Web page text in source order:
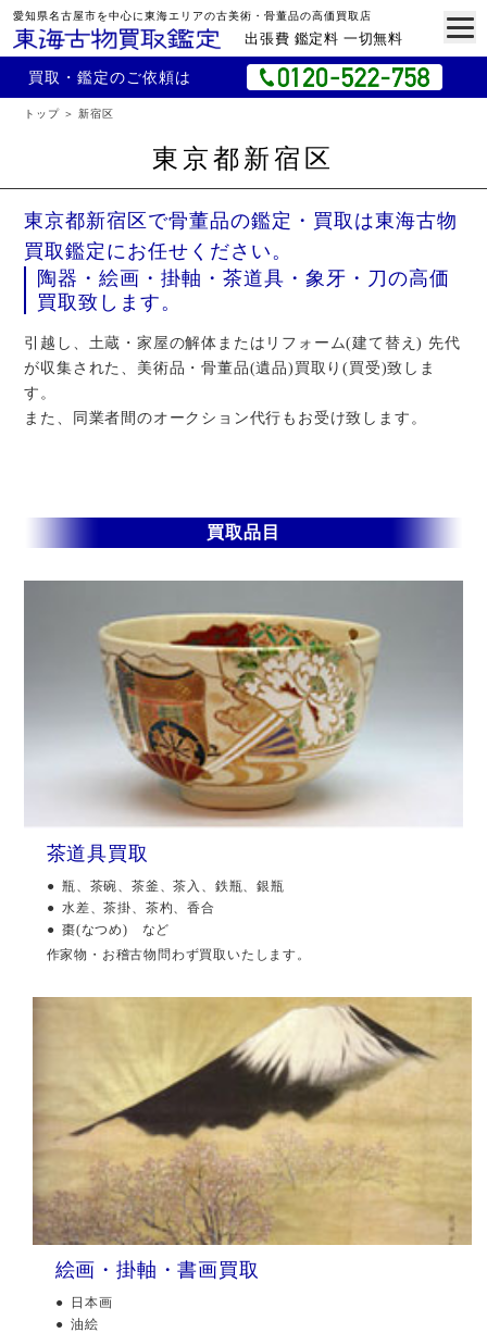
愛知県名古屋市を中心に東海エリアの古美術・骨董品の高価買取店
出張費 鑑定料 一切無料
買取・鑑定のご依頼は
トップ 新宿区
東京都新宿区
東京都新宿区で骨董品の鑑定・買取は東海古物
買取鑑定にお任せください。
陶器・絵画・掛軸・茶道具・象牙・刀の高価
買取致します。
引越し、土蔵・家屋の解体またはリフォーム(建て替え) 先代
が収集された、美術品・骨董品(遺品)買取り(買受)致しま
す。
また、同業者間のオークション代行もお受け致します。
買取品目
茶道具買取
瓶、茶碗、茶釜、茶入、鉄瓶、銀瓶
水差、茶掛、茶杓、香合
棗(なつめ) など
作家物・お稽古物問わず買取いたします。
絵画・掛軸・書画買取
日本画
油絵